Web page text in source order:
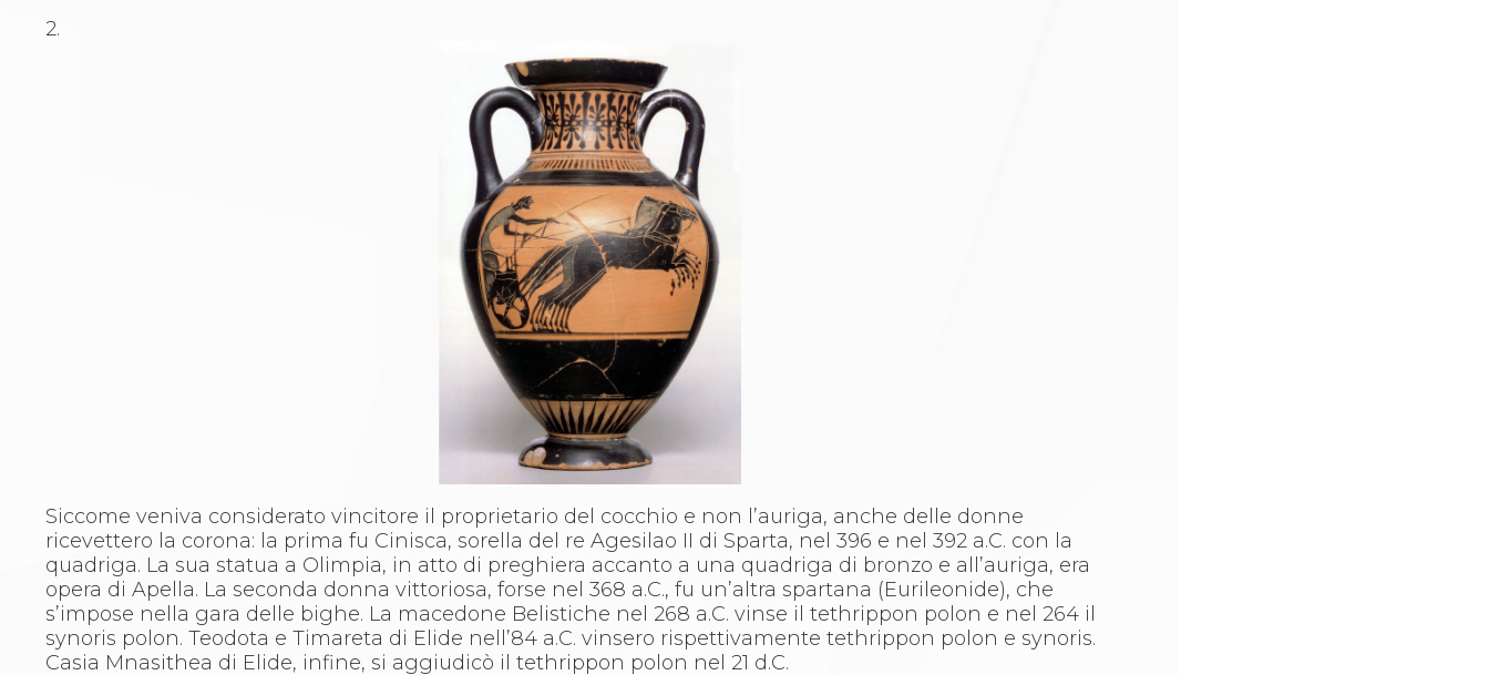
2.
Siccome veniva considerato vincitore il proprietario del cocchio e non l’auriga, anche delle donne
ricevettero la corona: la prima fu Cinisca, sorella del re Agesilao II di Sparta, nel 396 e nel 392 a.C. con la
quadriga. La sua statua a Olimpia, in atto di preghiera accanto a una quadriga di bronzo e all’auriga, era
opera di Apella. La seconda donna vittoriosa, forse nel 368 a.C., fu un’altra spartana (Eurileonide), che
s’impose nella gara delle bighe. La macedone Belistiche nel 268 a.C. vinse il tethrippon polon e nel 264 il
synoris polon. Teodota e Timareta di Elide nell’84 a.C. vinsero rispettivamente tethrippon polon e synoris.
Casia Mnasithea di Elide, infine, si aggiudicò il tethrippon polon nel 21 d.C.